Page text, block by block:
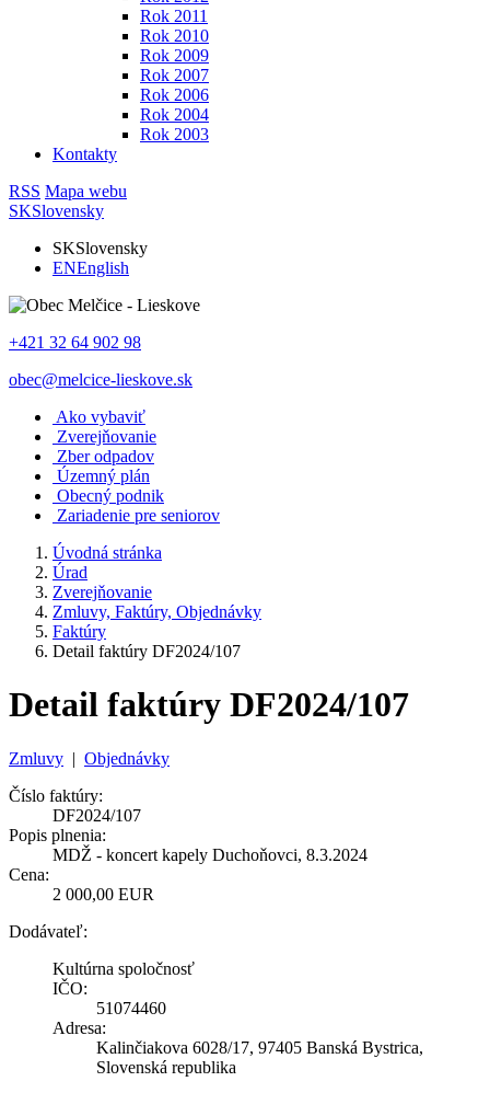
Rok 2011
Rok 2010
Rok 2009
Rok 2007
Rok 2006
Rok 2004
Rok 2003
Kontakty
RSS Mapa webu
SKSlovensky
SKSlovensky
ENEnglish
+421 32 64 902 98
obec@melcice-lieskove.sk
Ako vybaviť
Zverejňovanie
Zber odpadov
Územný plán
Obecný podnik
Zariadenie pre seniorov
Úvodná stránka
Úrad
Zverejňovanie
Zmluvy, Faktúry, Objednávky
Faktúry
Detail faktúry DF2024/107
Detail faktúry DF2024/107
Zmluvy | Objednávky
Číslo faktúry:
DF2024/107
Popis plnenia:
MDŽ - koncert kapely Duchoňovci, 8.3.2024
Cena:
2 000,00 EUR
Dodávateľ:
Kultúrna spoločnosť
IČO:
51074460
Adresa:
Kalinčiakova 6028/17, 97405 Banská Bystrica,
Slovenská republika